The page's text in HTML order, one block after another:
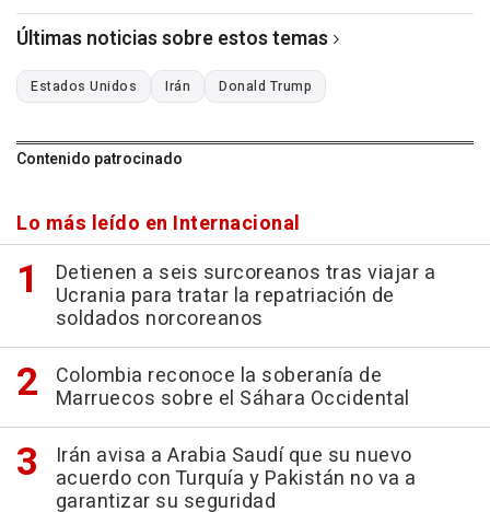
Últimas noticias sobre estos temas
Estados Unidos Irán Donald Trump
Contenido patrocinado
Lo más leído en Internacional
Detienen a seis surcoreanos tras viajar a
Ucrania para tratar la repatriación de
soldados norcoreanos
Colombia reconoce la soberanía de
Marruecos sobre el Sáhara Occidental
Irán avisa a Arabia Saudí que su nuevo
acuerdo con Turquía y Pakistán no va a
garantizar su seguridad